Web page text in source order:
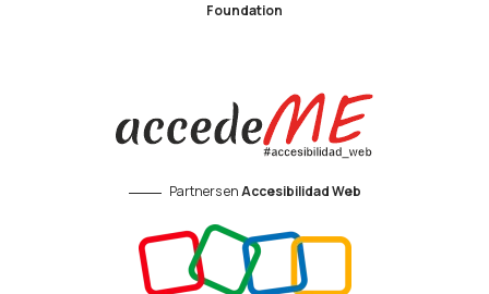
Foundation
Partners enAccesibilidad Web